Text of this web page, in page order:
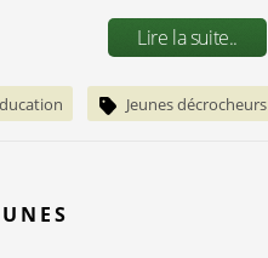
Lire la suite..
Jeunes décrocheurs